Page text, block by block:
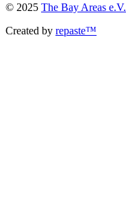
© 2025 The Bay Areas e.V.
Created by repaste™